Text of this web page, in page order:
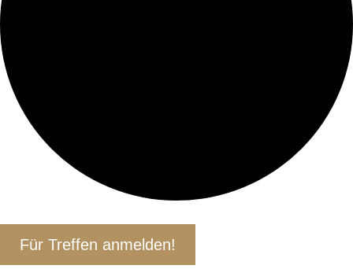
Für Treffen anmelden!